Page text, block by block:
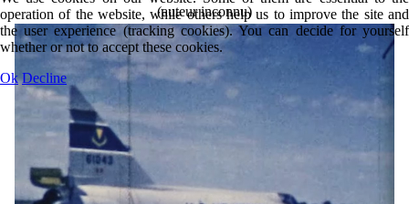
(auteur inconnu)
operation of the website, while others help us to improve the site and
the user experience (tracking cookies). You can decide for yourself
whether or not to accept these cookies.
Ok Decline